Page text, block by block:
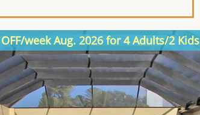
week Aug. 2026 for 4 Adults/2 Kids